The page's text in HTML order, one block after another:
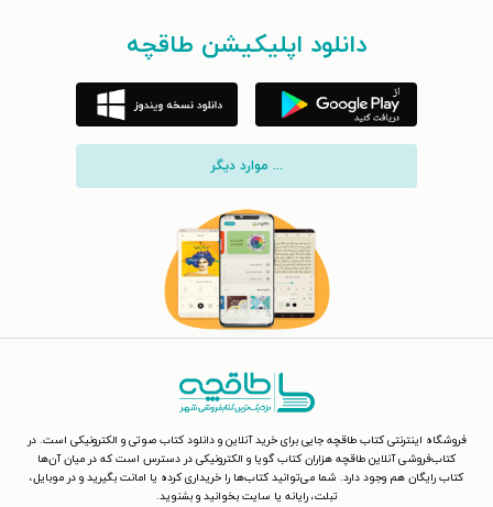
دانلود اپلیکیشن طاقچه
... موارد دیگر
فروشگاه اینترنتی کتاب طاقچه جایی برای خرید آنلاین و دانلود کتاب صوتی و الکترونیکی است. در
کتاب‌فروشی آنلاین طاقچه هزاران کتاب گویا و الکترونیکی در دسترس است که در میان آن‌ها
کتاب رایگان هم وجود دارد. شما می‌توانید کتاب‌ها را خریداری کرده یا امانت بگیرید و در موبایل،
تبلت، رایانه یا سایت بخوانید و بشنوید.